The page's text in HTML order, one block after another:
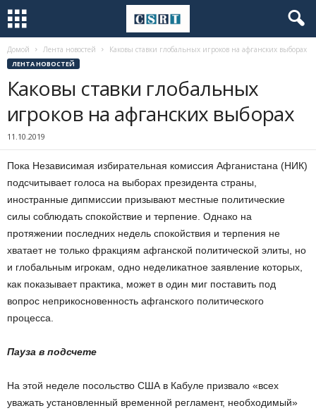
Домой Лента новостей Каковы ставки глобальных игроков на афганских выборах
ЛЕНТА НОВОСТЕЙ
Каковы ставки глобальных
игроков на афганских выборах
11.10.2019
Пока Независимая избирательная комиссия Афганистана (НИК)
подсчитывает голоса на выборах президента страны,
иностранные дипмиссии призывают местные политические
силы соблюдать спокойствие и терпение. Однако на
протяжении последних недель спокойствия и терпения не
хватает не только фракциям афганской политической элиты, но
и глобальным игрокам, одно неделикатное заявление которых,
как показывает практика, может в один миг поставить под
вопрос неприкосновенность афганского политического
процесса.
Пауза в подсчете
На этой неделе посольство США в Кабуле призвало «всех
уважать установленный временной регламент, необходимый»